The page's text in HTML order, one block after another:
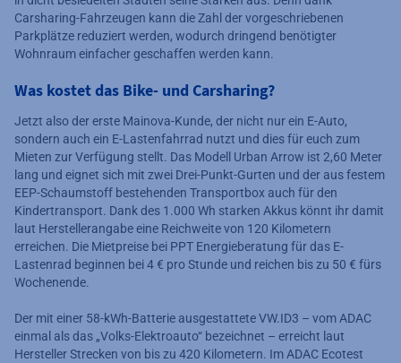
Carsharing-Fahrzeugen kann die Zahl der vorgeschriebenen
Parkplätze reduziert werden, wodurch dringend benötigter
Wohnraum einfacher geschaffen werden kann.
Was kostet das Bike- und Carsharing?
Jetzt also der erste Mainova-Kunde, der nicht nur ein E-Auto,
sondern auch ein E-Lastenfahrrad nutzt und dies für euch zum
Mieten zur Verfügung stellt. Das Modell Urban Arrow ist 2,60 Meter
lang und eignet sich mit zwei Drei-Punkt-Gurten und der aus festem
EEP-Schaumstoff bestehenden Transportbox auch für den
Kindertransport. Dank des 1.000 Wh starken Akkus könnt ihr damit
laut Herstellerangabe eine Reichweite von 120 Kilometern
erreichen. Die Mietpreise bei PPT Energieberatung für das E-
Lastenrad beginnen bei 4 € pro Stunde und reichen bis zu 50 € fürs
Wochenende.
Der mit einer 58-kWh-Batterie ausgestattete VW.ID3 – vom ADAC
einmal als das „Volks-Elektroauto“ bezeichnet – erreicht laut
Hersteller Strecken von bis zu 420 Kilometern. Im ADAC Ecotest